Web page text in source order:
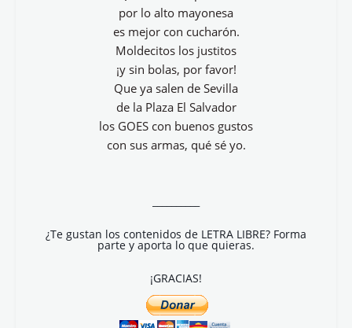
por lo alto mayonesa
es mejor con cucharón.
Moldecitos los justitos
¡y sin bolas, por favor!
Que ya salen de Sevilla
de la Plaza El Salvador
los GOES con buenos gustos
con sus armas, qué sé yo.
¿Te gustan los contenidos de LETRA LIBRE? Forma
parte y aporta lo que quieras.
¡GRACIAS!